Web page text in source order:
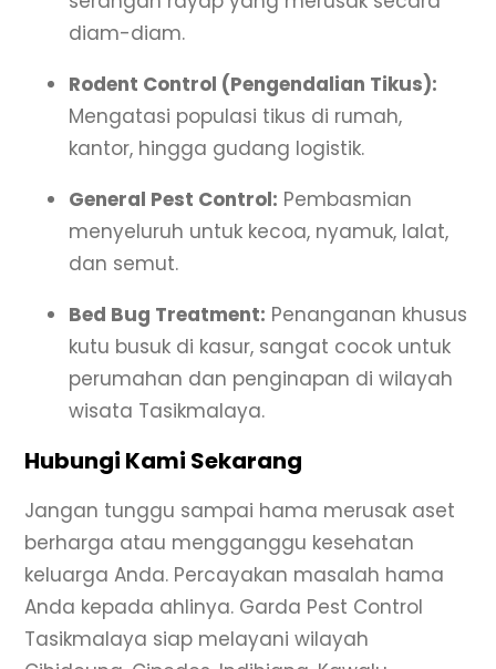
diam-diam.
Rodent Control (Pengendalian Tikus):
Mengatasi populasi tikus di rumah,
kantor, hingga gudang logistik.
General Pest Control: Pembasmian
menyeluruh untuk kecoa, nyamuk, lalat,
dan semut.
Bed Bug Treatment: Penanganan khusus
kutu busuk di kasur, sangat cocok untuk
perumahan dan penginapan di wilayah
wisata Tasikmalaya.
Hubungi Kami Sekarang
Jangan tunggu sampai hama merusak aset
berharga atau mengganggu kesehatan
keluarga Anda. Percayakan masalah hama
Anda kepada ahlinya. Garda Pest Control
Tasikmalaya siap melayani wilayah